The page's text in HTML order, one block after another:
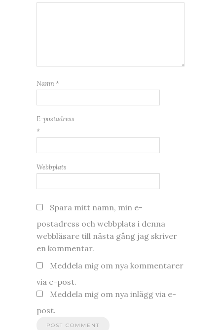
Namn *
E-postadress
*
Webbplats
Spara mitt namn, min e-
postadress och webbplats i denna
webbläsare till nästa gång jag skriver
en kommentar.
Meddela mig om nya kommentarer
via e-post.
Meddela mig om nya inlägg via e-
post.